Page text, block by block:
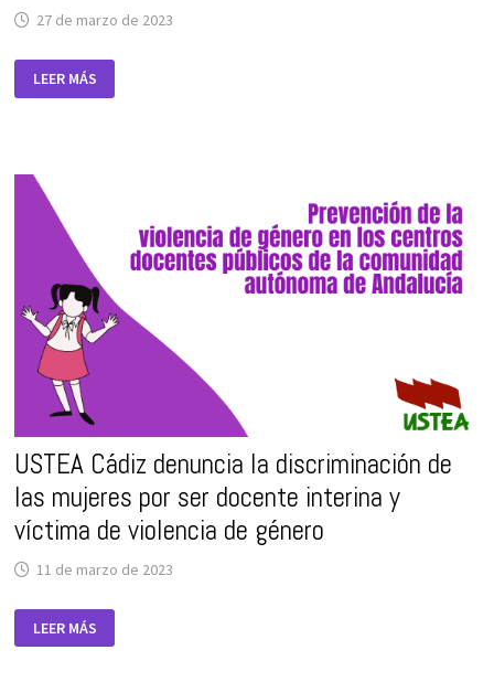
27 de marzo de 2023
DE
MARZO:
EMPLEADAS
DE
HOGAR
LEER MÁS
USTEA Cádiz denuncia la discriminación de
las mujeres por ser docente interina y
víctima de violencia de género
11 de marzo de 2023
CÁDIZ
DENUNCIA
LEER MÁS